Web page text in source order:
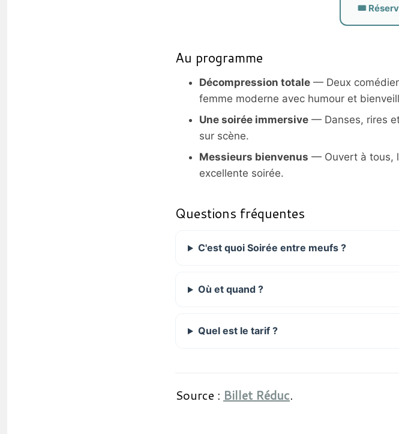
🎟️
Au programme
Décompression totale — Deux
femme moderne avec humour et
Une soirée immersive — Danses, rires
sur scène.
Messieurs bienvenus — Ouvert à tous,
excellente soirée.
Questions fréquentes
C'est quoi Soirée entre meufs ?
Où et quand ?
Quel est le tarif ?
Source : Billet Réduc.